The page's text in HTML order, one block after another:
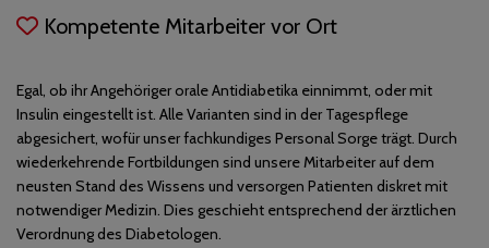
Kompetente Mitarbeiter vor Ort
Egal, ob ihr Angehöriger orale Antidiabetika einnimmt, oder mit
Insulin eingestellt ist. Alle Varianten sind in der Tagespflege
abgesichert, wofür unser fachkundiges Personal Sorge trägt. Durch
wiederkehrende Fortbildungen sind unsere Mitarbeiter auf dem
neusten Stand des Wissens und versorgen Patienten diskret mit
notwendiger Medizin. Dies geschieht entsprechend der ärztlichen
Verordnung des Diabetologen.